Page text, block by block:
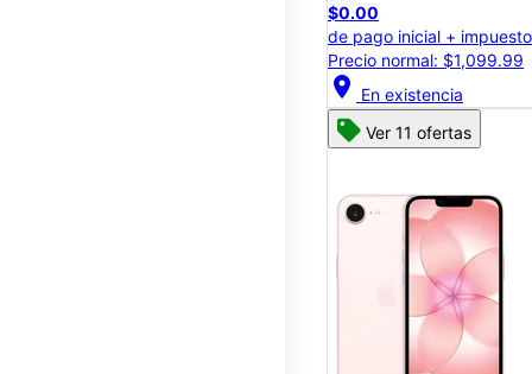
$0.00
de pago inicial +
Precio normal: $1,099.99
location_on En existencia
Ver 11 ofertas